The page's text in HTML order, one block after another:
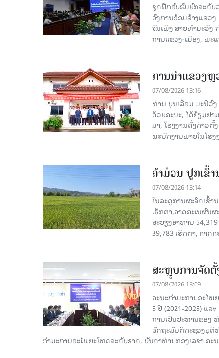
ຊຸດຝຶກອົບຮົມຍົກລະດັບ
ອົງການອ້ອມຂ້າງແຂວ
ຈັນເພັງ ສາຍທຳມະວົ
ການແຂວງ-ເມືອງ, ພະ
ການນຳແຂວງ
07/08/2026 13:16
ທ່ານ ບຸນເລື່ອມ ມະນີວົ
ດ້ວຍຄະນະ, ໄດ້ຢ້ຽມຢ
ມາ, ໂຮງ​ງານ​ດັ່ງ​ກ່າວ
ພະນັກງານພາຍໃນໂຮງ
ຄໍາມ່ວນ ປູກເຂົ້
07/08/2026 13:14
ໃນລະດູການຜະລິດເຂົ້
ເຮັກຕາ,ຄາດຄະເນຜົນ
ສະບຽງອາຫານ
39,783 ເຮັກຕາ, ຄາດ
ສະຫຼຸບການຈັດ
07/08/2026 13:09
ຄະນະກຳມະການອະໄ
5 ປີ (2021-2025) ແ
ການເປັນປະທານຂອງ
ລັດຖະມົນຕີກະຊວງຍຸຕິ
ກໍາມະການອະໄພຍະໂທດລະດັບຊາດ, ບັນດາທ່ານກອງເລຂາ ຄ